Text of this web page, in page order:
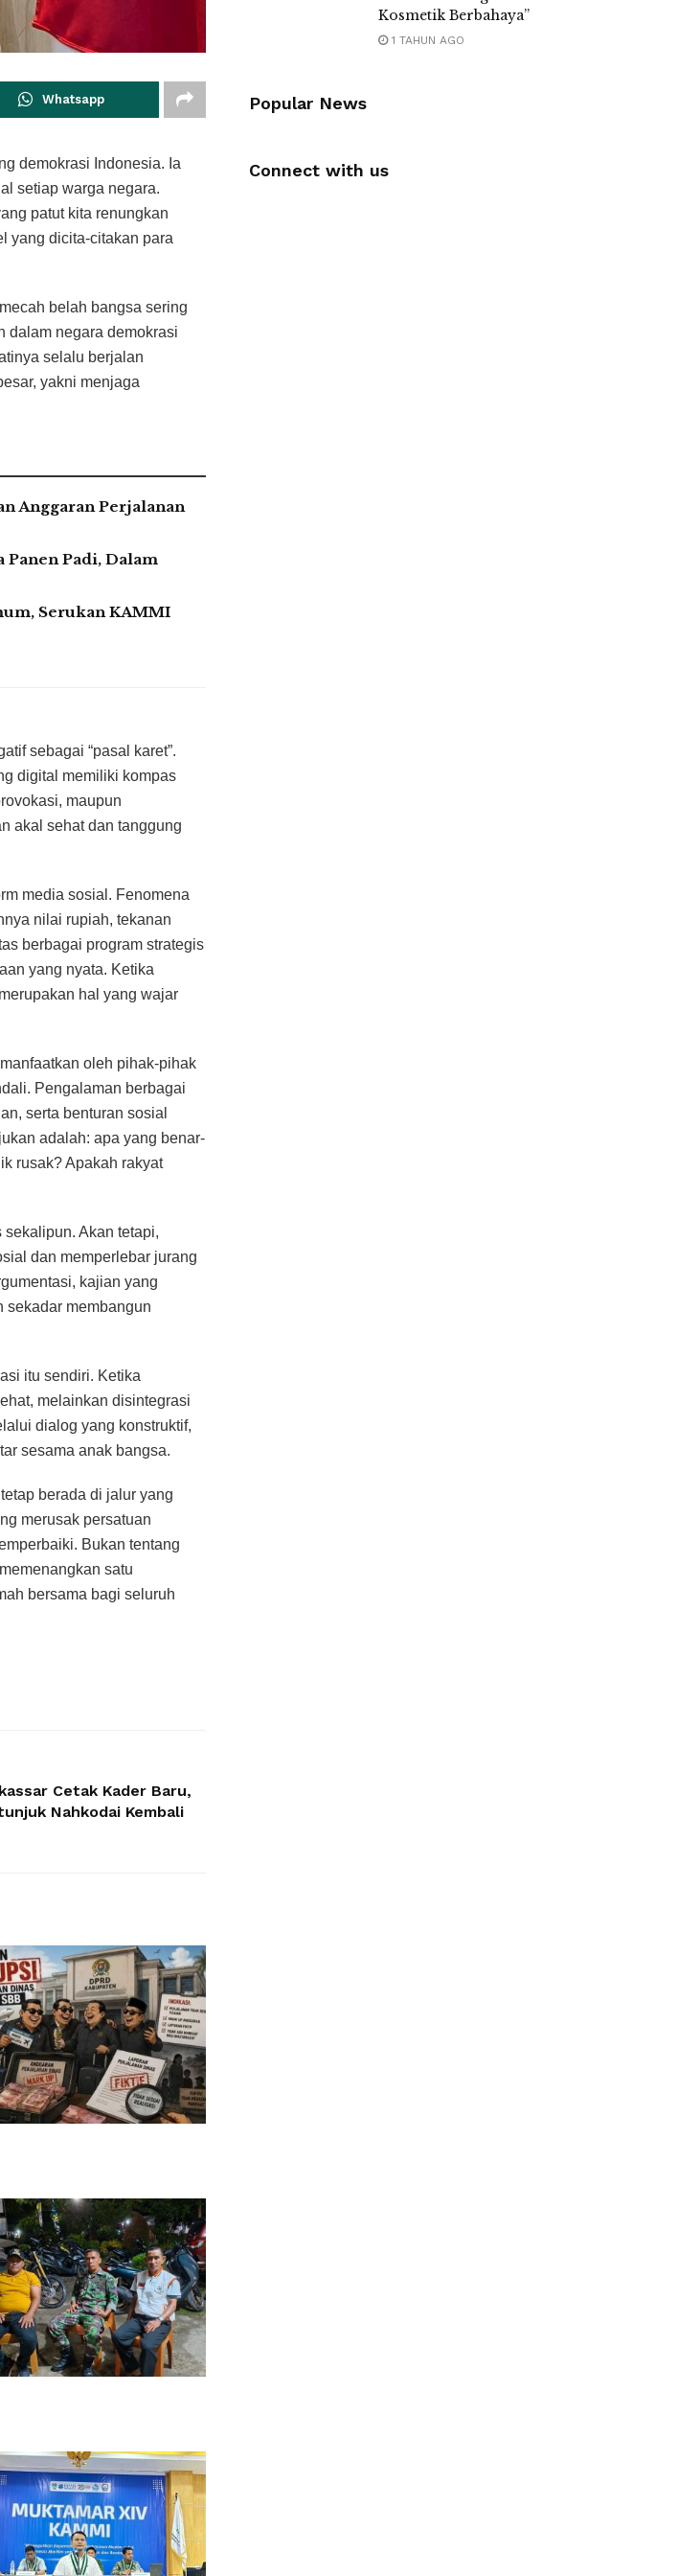
Whatsapp
demokrasi Indonesia. Ia
setiap warga negara.
patut kita renungkan
yang dicita-citakan para
belah bangsa sering
dalam negara demokrasi
selalu berjalan
yakni menjaga
Anggaran Perjalanan
Padi, Dalam
Serukan KAMMI
sebagai “pasal karet”.
digital memiliki kompas
maupun
akal sehat dan tanggung
media sosial. Fenomena
nilai rupiah, tekanan
berbagai program strategis
yang nyata. Ketika
hal yang wajar
oleh pihak-pihak
Pengalaman berbagai
serta benturan sosial
adalah: apa yang benar-
rusak? Apakah rakyat
Akan tetapi,
dan memperlebar jurang
kajian yang
sekadar membangun
itu sendiri. Ketika
melainkan disintegrasi
dialog yang konstruktif,
sesama anak bangsa.
berada di jalur yang
merusak persatuan
Bukan tentang
satu
bersama bagi seluruh
Cetak Kader Baru,
Nahkodai Kembali
Kosmetik Berbahaya”
1 TAHUN AGO
Popular News
Connect with us